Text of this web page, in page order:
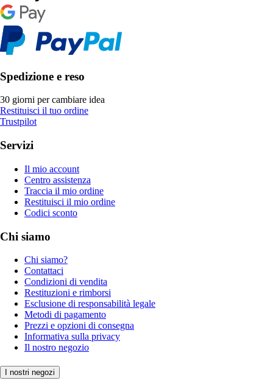
Spedizione e reso
30 giorni per cambiare idea
Restituisci il tuo ordine
Trustpilot
Servizi
Il mio account
Centro assistenza
Traccia il mio ordine
Restituisci il mio ordine
Codici sconto
Chi siamo
Chi siamo?
Contattaci
Condizioni di vendita
Restituzioni e rimborsi
Esclusione di responsabilità legale
Metodi di pagamento
Prezzi e opzioni di consegna
Informativa sulla privacy
Il nostro negozio
I nostri negozi